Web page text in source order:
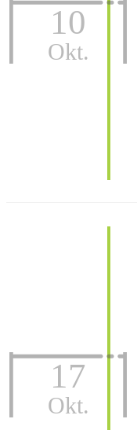
10
Okt.
17
Okt.